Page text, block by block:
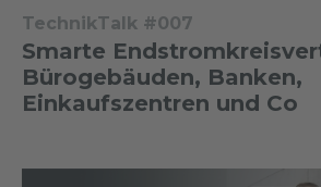
TechnikTalk #007
Smarte
Bürogebäuden, Banken,
Einkaufszentren und Co